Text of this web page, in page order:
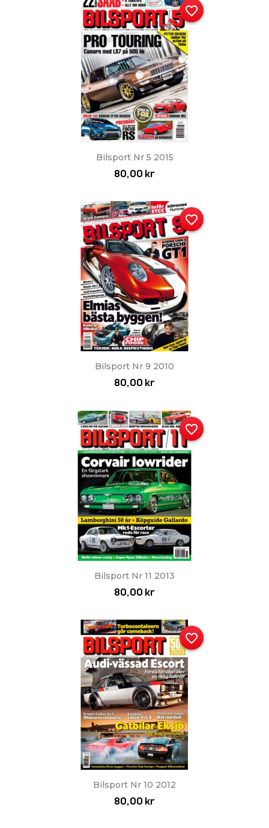
Bilsport Nr 5 2015
80,00 kr
favorite_border
Bilsport Nr 9 2010
80,00 kr
favorite_border
Bilsport Nr 11 2013
80,00 kr
favorite_border
Bilsport Nr 10 2012
80,00 kr
favorite_border